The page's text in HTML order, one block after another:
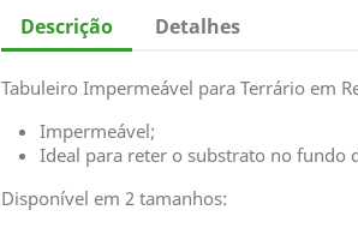
Descrição Detalhes
Tabuleiro Impermeável para Terrário em
Impermeável;
Ideal para reter o substrato no fundo
Disponível em 2 tamanhos: